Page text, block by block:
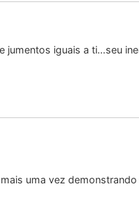
jumentos iguais a ti…seu
uma vez